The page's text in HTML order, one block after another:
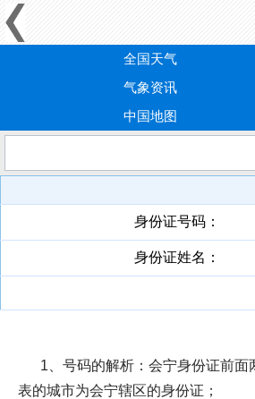
全国天气
气象资讯
中国地图
身份证号码：
身份证姓名：
1、号码的解析：会宁身份证前面
表的城市为会宁辖区的身份证；